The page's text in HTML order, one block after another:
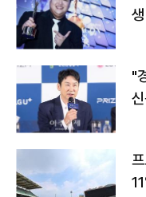
"